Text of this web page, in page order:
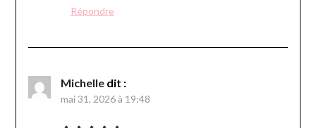
Répondre
Michelle dit :
mai 31, 2026 à 19:48